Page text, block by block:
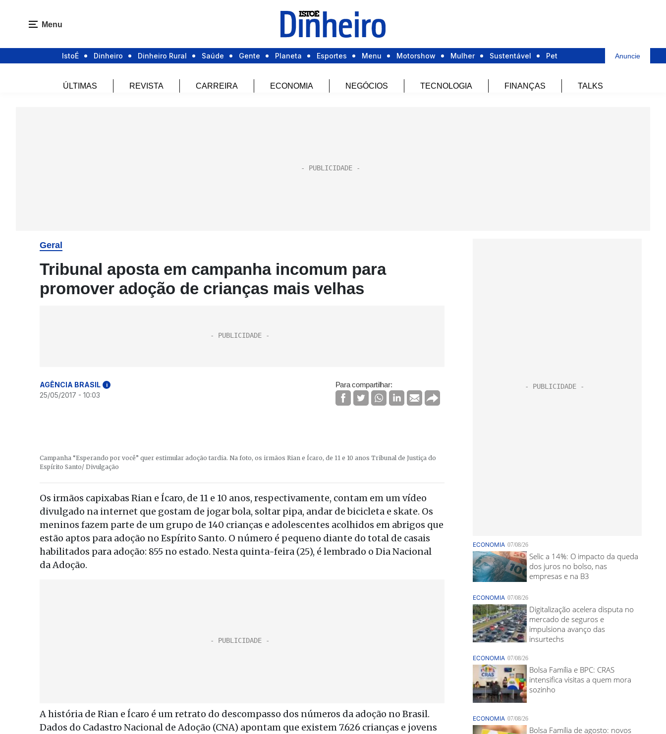
Menu
IstoÉ Dinheiro Dinheiro Rural Saúde Gente Planeta Esportes Menu Motorshow Mulher Sustentável Pet Anuncie
ÚLTIMAS REVISTA CARREIRA ECONOMIA NEGÓCIOS TECNOLOGIA FINANÇAS TALKS
Geral
Tribunal aposta em campanha incomum para
promover adoção de crianças mais velhas
AGÊNCIA BRASIL i
25/05/2017 - 10:03
Para compartilhar:
Campanha “Esperando por você” quer estimular adoção tardia. Na foto, os irmãos Rian e Ícaro, de 11 e 10 anos Tribunal de Justiça do
Espírito Santo/ Divulgação
Os irmãos capixabas Rian e Ícaro, de 11 e 10 anos, respectivamente, contam em um vídeo
divulgado na internet que gostam de jogar bola, soltar pipa, andar de bicicleta e skate. Os
meninos fazem parte de um grupo de 140 crianças e adolescentes acolhidos em abrigos que
estão aptos para adoção no Espírito Santo. O número é pequeno diante do total de casais
habilitados para adoção: 855 no estado. Nesta quinta-feira (25), é lembrado o Dia Nacional
da Adoção.
A história de Rian e Ícaro é um retrato do descompasso dos números da adoção no Brasil.
Dados do Cadastro Nacional de Adoção (CNA) apontam que existem 7.626 crianças e jovens